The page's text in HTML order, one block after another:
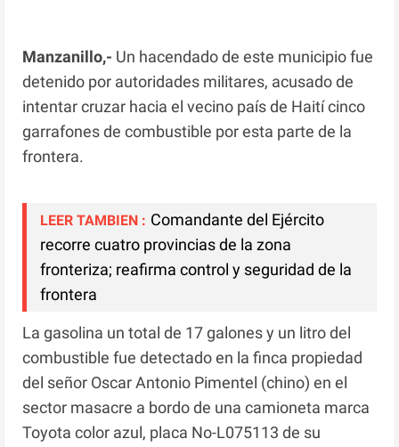
Manzanillo,- Un hacendado de este municipio fue
detenido por autoridades militares, acusado de
intentar cruzar hacia el vecino país de Haití cinco
garrafones de combustible por esta parte de la
frontera.
LEER TAMBIEN : Comandante del Ejército
recorre cuatro provincias de la zona
fronteriza; reafirma control y seguridad de la
frontera
La gasolina un total de 17 galones y un litro del
combustible fue detectado en la finca propiedad
del señor Oscar Antonio Pimentel (chino) en el
sector masacre a bordo de una camioneta marca
Toyota color azul, placa No-L075113 de su